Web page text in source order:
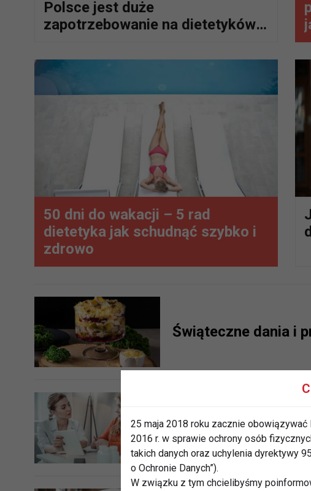
Polsce jest duże
zapotrzebowanie na dietetyków
50 dni do wakacji – 5 rad
dietetyka jak schudnąć szybko i
zdrowo
Świąteczne dania i
Czym zajmuje się
25 maja 2018 roku zacznie
2016 r. w sprawie ochrony osób
takich danych oraz uchylenia dyrektywy
o Ochronie Danych”).
W związku z tym chcielibyśmy